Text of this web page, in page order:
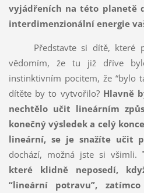
vyjádřeních na této planetě
interdimenzionální energie
Představte si dítě, které
vědomím, že tu již dříve
instinktivním pocitem, že “bylo
dítěte by to vytvořilo? Hlavně
nechtělo učit lineárním
konečný výsledek a celý
lineární, se je snažíte učit
dochází, možná jste si všimli.
které klidně neposedí,
“lineární potravu”,